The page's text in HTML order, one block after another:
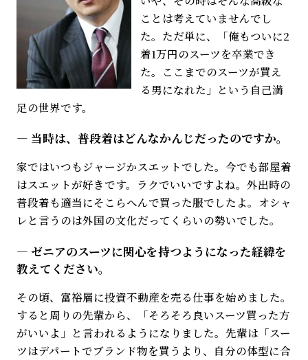
ことは考えていませんでし
た。ただ単に、「俺もついに2
着1万円のスーツを卒業でき
た。ここまでのスーツが買え
る男になれた」という自己満
足の世界です。
当時は、普段着はどんなかんじだったのですか。
家ではいつもジャージかスエットでした。今でも部屋着
はスエットが好きです。ラクでいいですよね。外出時の
普段着も適当にそこらへんで買った服でしたよ。オシャ
レと言うのは外国の文化だってくらいの勢いでした。
ゼニアのスーツに関心を持つようになった経緯を
教えてください。
その頃、富裕層に投資不動産を売る仕事を始めました。
すると周りの先輩から、「そろそろ良いスーツ買った方
がいいよ」と言われるようになりました。先輩は「スー
ツはデパートでブランド物を買うより、自分の体型に合